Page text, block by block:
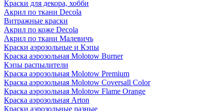
Краски для декора, хобби
Акрил по ткани Decola
Витражные краски
Акрил по коже Decola
Акрил по ткани Малевичъ
Краски аэрозольные и Кэпы
Краска аэрозольная Molotow Burner
Кэпы распылители
Краска аэрозольная Molotow Premium
Краска аэрозольная Molotow Coversall Color
Краска аэрозольная Molotow Flame Orange
Краска аэрозольная Arton
Краски аэрозольные разные